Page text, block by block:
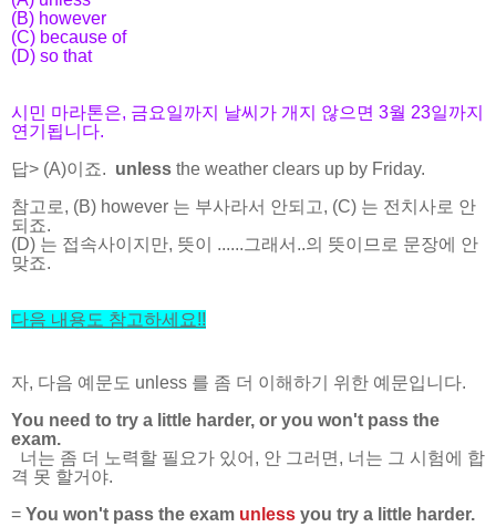
(B) however
(C) because of
(D) so that
시민 마라톤은, 금요일까지 날씨가 개지 않으면 3월 23일까지
연기됩니다.
답> (A)이죠. unless the weather clears up by Friday.
참고로, (B) however 는 부사라서 안되고, (C) 는 전치사로 안
되죠.
(D) 는 접속사이지만, 뜻이 ......그래서..의 뜻이므로 문장에 안
맞죠.
다음 내용도 참고하세요!!
자, 다음 예문도 unless 를 좀 더 이해하기 위한 예문입니다.
You need to try a little harder, or you won't pass the
exam.
너는 좀 더 노력할 필요가 있어, 안 그러면, 너는 그 시험에 합
격 못 할거야.
= You won't pass the exam unless you try a little harder.